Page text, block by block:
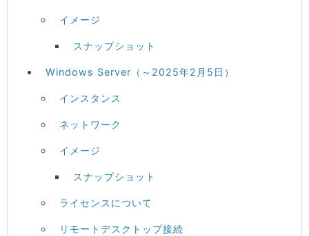
イメージ
スナップショット
Windows Server（～2025年2月5日）
インスタンス
ネットワーク
イメージ
スナップショット
ライセンスについて
リモートデスクトップ接続